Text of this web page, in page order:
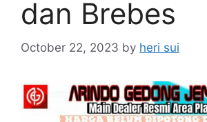
dan Brebes
October 22, 2023 by heri sui